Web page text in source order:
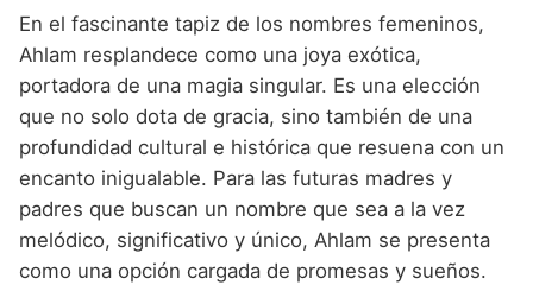
Nombres de Niña que empiezan por L
Nombres de Niña que empiezan por M
Nombres de Niña que empiezan por N
Nombres de Niña que empiezan por O
Nombres de Niña que empiezan por P
Nombres de Niña que empiezan por Q
Nombres de Niña Judios
Nombres de Niña Marroquies
Nombres de Niña Portugueses
Nombres de Niña Rumanos
Nombres de Niña Rusos
Nombres de Niña Suecos
Nombres de Niña Catalanes
Nombres de Niña Extremeños
Nombres de Niña Gallegos
Nombres de Niña Madrileños
Nombres de Niña Murcianos
Nombres de Niña Navarros
En el fascinante tapiz de los nombres femeninos,
Ahlam resplandece como una joya exótica,
portadora de una magia singular. Es una elección
que no solo dota de gracia, sino también de una
profundidad cultural e histórica que resuena con un
encanto inigualable. Para las futuras madres y
padres que buscan un nombre que sea a la vez
melódico, significativo y único, Ahlam se presenta
como una opción cargada de promesas y sueños.